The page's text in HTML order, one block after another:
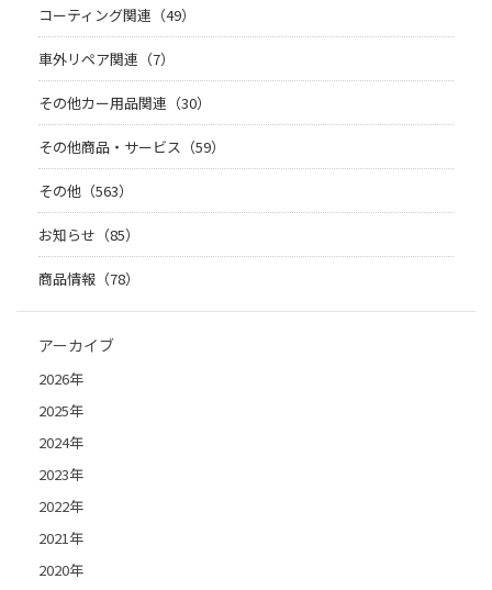
コーティング関連（49）
車外リペア関連（7）
その他カー用品関連（30）
その他商品・サービス（59）
その他（563）
お知らせ（85）
商品情報（78）
アーカイブ
2026年
2025年
2024年
2023年
2022年
2021年
2020年